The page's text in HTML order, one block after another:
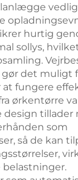
hurtig
sollys,
det muligt
fungere
ørkentørre
tillader
som
så de kan
belastninger.